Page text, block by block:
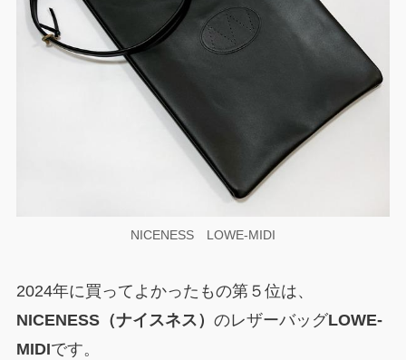
NICENESS LOWE-MIDI
2024年に買ってよかったもの第５位は、
NICENESS（ナイスネス） のレザーバッグLOWE-
MIDIです。